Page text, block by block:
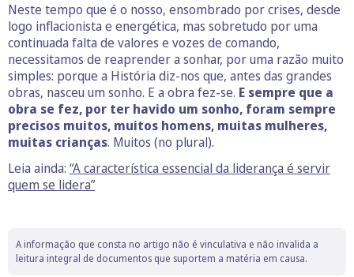
Neste tempo que é o nosso, ensombrado por crises, desde
logo inflacionista e energética, mas sobretudo por uma
continuada falta de valores e vozes de comando,
necessitamos de reaprender a sonhar, por uma razão muito
simples: porque a História diz-nos que, antes das grandes
obras, nasceu um sonho. E a obra fez-se. E sempre que a
obra se fez, por ter havido um sonho, foram sempre
precisos muitos, muitos homens, muitas mulheres,
muitas crianças. Muitos (no plural).
Leia ainda: “A característica essencial da liderança é servir
quem se lidera”
A informação que consta no artigo não é vinculativa e não invalida a
leitura integral de documentos que suportem a matéria em causa.